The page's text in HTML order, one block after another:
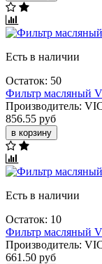
Есть в наличии
Остаток: 50
Фильтр масляный
Производитель:
856.55 руб
в корзину
Есть в наличии
Остаток: 10
Фильтр масляный
Производитель:
661.50 руб